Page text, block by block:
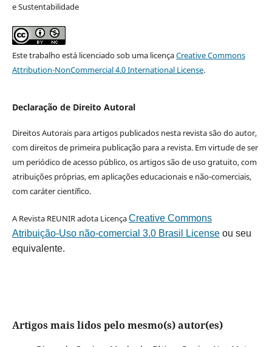
e Sustentabilidade
Este trabalho está licenciado sob uma licençaCreative Commons
Attribution-NonCommercial 4.0 International License.
Declaração de Direito Autoral
Direitos Autorais para artigos publicados nesta revista são do autor,
com direitos de primeira publicação para a revista. Em virtude de ser
um periódico de acesso público, os artigos são de uso gratuito, com
atribuições próprias, em aplicações educacionais e não-comerciais,
com caráter científico.
A Revista REUNIR adota LicençaCreative Commons
Atribuição-Uso não-comercial 3.0 Brasil Licenseou seu
equivalente.
Artigos mais lidos pelo mesmo(s) autor(es)